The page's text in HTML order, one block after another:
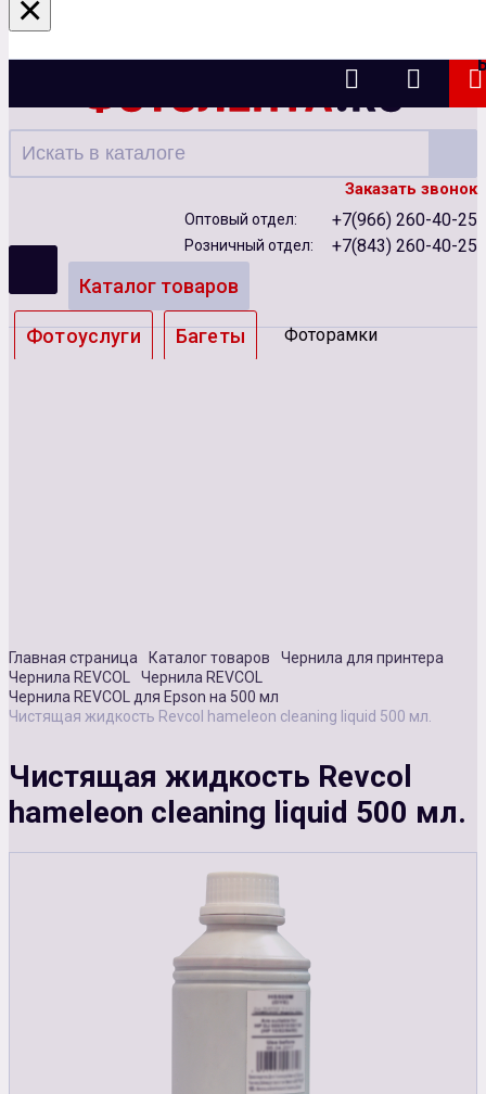
Казань
Заказать звонок
Оптовый отдел: +7(966) 260-40-25
Розничный отдел: +7(843) 260-40-25
Каталог товаров
Фотоуслуги Багеты Фоторамки
Главная страница Каталог товаров
Чернила для принтера
Чернила REVCOL
Чернила REVCOL
Чернила REVCOL для Epson на 500 мл
Чистящая жидкость Revcol hameleon cleaning liquid 500 мл.
Чистящая жидкость Revcol
hameleon cleaning liquid 500 мл.
×